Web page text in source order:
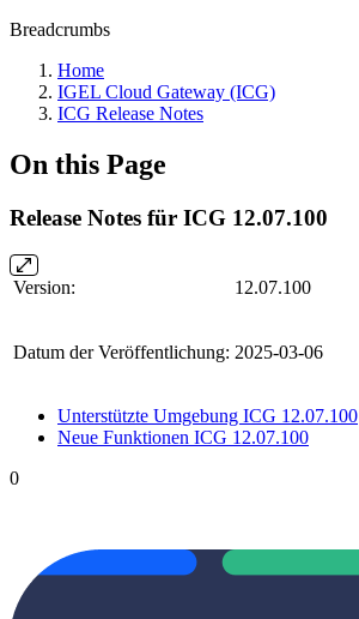
Breadcrumbs
Home
IGEL Cloud Gateway (ICG)
ICG Release Notes
On this Page
Release Notes für ICG 12.07.100
Version: 12.07.100
Datum der Veröffentlichung: 2025-03-06
Unterstützte Umgebung ICG 12.07.100
Neue Funktionen ICG 12.07.100
0